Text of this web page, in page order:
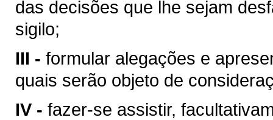
das decisões que lhe sejam
sigilo;
III - formular alegações e
quais serão objeto de
IV - fazer-se assistir,